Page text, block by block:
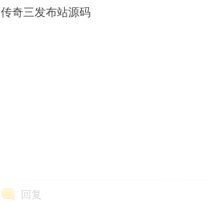
传奇三发布站源码
回复